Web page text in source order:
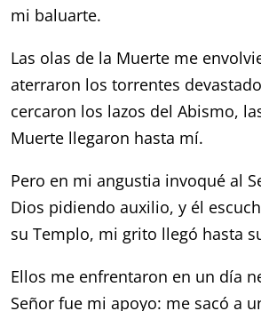
mi baluarte.
Las olas de la Muerte me
aterraron los torrentes
cercaron los lazos del Abismo,
Muerte llegaron hasta mí.
Pero en mi angustia invoqué al
Dios pidiendo auxilio,y él
su Templo, mi grito llegó hasta
Ellos me enfrentaron en un día
Señor fue mi apoyo: me sacó a